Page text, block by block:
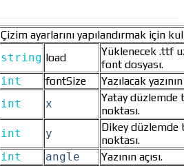
Çizim ayarlarını yapılandırmak için
string load
Yüklenecek .ttf
font dosyası.
int
fontSize
Yazılacak
int
x
Yatay düzlemde
noktası.
int
y
Dikey düzlemde
noktası.
int
angle Yazının açısı.